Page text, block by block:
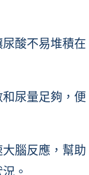
酸不易堆積在
尿量足夠，便
腦反應，幫助
。